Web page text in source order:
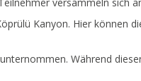
Kanyon. Hier können
Während